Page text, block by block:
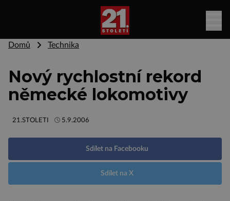
Domů Technika
Nový rychlostní rekord
německé lokomotivy
21.STOLETI 5.9.2006
Sdílet na Facebooku
Sdílet na X